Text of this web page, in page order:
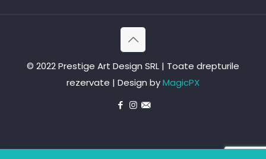
© 2022 Prestige Art Design SRL | Toate drepturile
rezervate | Design byMagicPX